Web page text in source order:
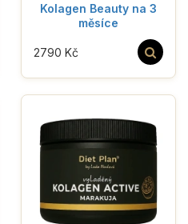
Kolagen Beauty na 3
měsíce
2790 Kč